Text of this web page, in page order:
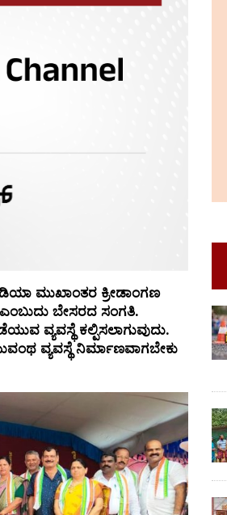
ಮುಖಾಂತರ ಕ್ರೀಡಾಂಗಣ
ಎಂಬುದು ಬೇಸರದ ಸಂಗತಿ.
ವ್ಯವಸ್ಥೆ ಕಲ್ಪಿಸಲಾಗುವುದು.
ವ್ಯವಸ್ಥೆ ನಿರ್ಮಾಣವಾಗಬೇಕು